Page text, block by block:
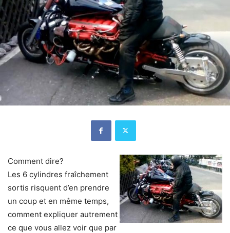
Comment dire?
Les 6 cylindres fraîchement
sortis risquent d’en prendre
un coup et en même temps,
comment expliquer autrement
ce que vous allez voir que par